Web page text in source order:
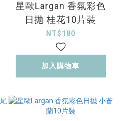
星歐Largan 香氛彩色
日拋 桂花10片裝
NT$180
加入購物車